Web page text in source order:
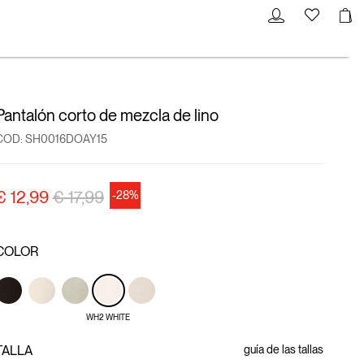
corto de mezcla de lino
SH0016DOAY15
12,99precio rebajado desde
€ 17,99a -28%
WH2 WHITE
guía de las tallas